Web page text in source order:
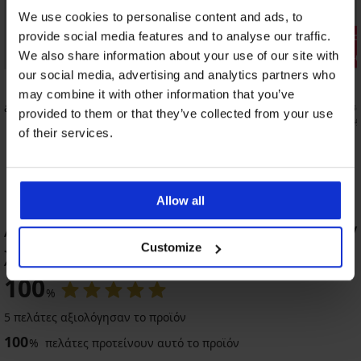
We use cookies to personalise content and ads, to
provide social media features and to analyse our traffic.
We also share information about your use of our site with
our social media, advertising and analytics partners who
may combine it with other information that you’ve
provided to them or that they’ve collected from your use
of their services.
Allow all
Customize
Babita II
Ξεπούλημα
Έκπτωση -70%
Σουτιέν Christina I χωρίς ενίσχυση
13,50 €44,99 €
Ξεπούλημα
Έκπτωση -
Αθλητικό
14,00 €
-20 % BRA20
Ξεπούλημα -30%
-20 % BRA20
-20 % BRA20
ΑΞΙΟΛΟΓΗΣΗ ΠΡΟΪΟΝΤΟΣ Σουτιέν Lily
χωρίς ενίσχυση και μπανέλες
100%
5 πελάτες αξιολόγησαν το προϊόν
100% πελάτες προτείνουν αυτό το προϊόν